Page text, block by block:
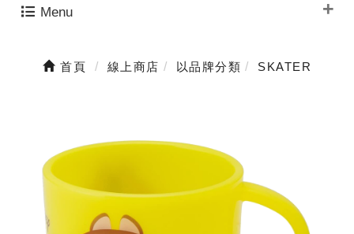
Menu
首頁 線上商店 以品牌分類 SKATER